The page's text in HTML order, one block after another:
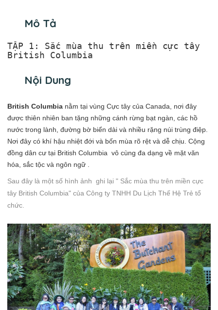
Mô Tả
TẬP 1: Sắc mùa thu trên miền cực tây
British Columbia
Nội Dung
British Columbia nằm tại vùng Cực tây của Canada, nơi đây
được thiên nhiên ban tặng những cánh rừng bạt ngàn, các hồ
nước trong lành, đường bờ biển dài và nhiều rặng núi trùng điệp.
Nơi đây có khí hậu nhiệt đới và bốn mùa rõ rệt và dễ chịu. Cộng
đồng dân cư tại British Columbia vô cùng đa dạng về mặt văn
hóa, sắc tộc và ngôn ngữ
Sau đây là một số hình ảnh ghi lại " Sắc mùa thu trên miền cực
tây British Columbia" của Công ty TNHH Du Lịch Thế Hệ Trẻ tổ
chức.